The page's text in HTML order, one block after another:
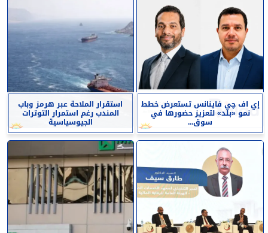
إي اف چي فاينانس تستعرض خطط
نمو «بلد» لتعزيز حضورها في
سوق...
استقرار الملاحة عبر هرمز وباب
المندب رغم استمرار التوترات
الجيوسياسية